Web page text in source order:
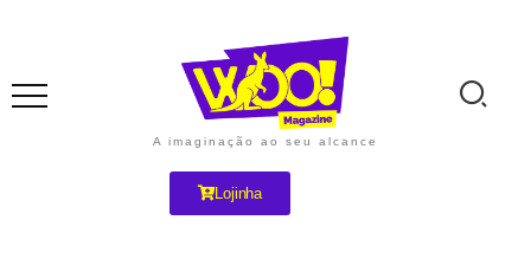
A imaginação ao seu alcance
Lojinha